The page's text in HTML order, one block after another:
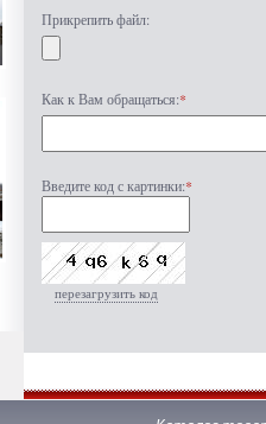
Прикрепить файл:
Как к Вам обращаться:*
Введите код с картинки:*
перезагрузить код